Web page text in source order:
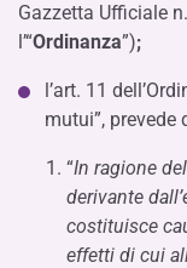
Gazzetta Ufficiale
l’“Ordinanza”);
l’art. 11
mutui”, prevede
“In ragione
derivante
costituisce
effetti di cui